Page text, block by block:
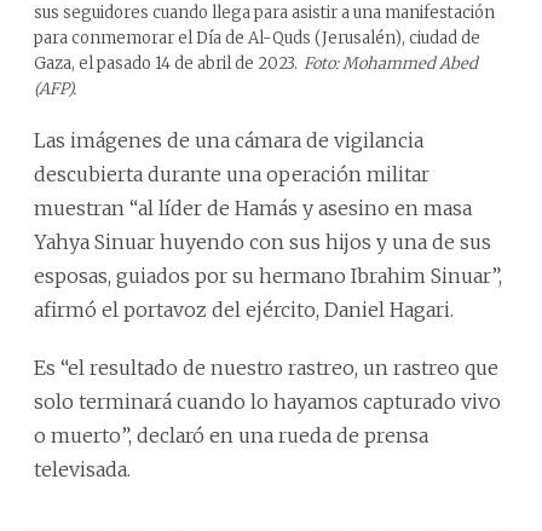
sus seguidores cuando llega para asistir a una manifestación
para conmemorar el Día de Al-Quds (Jerusalén), ciudad de
Gaza, el pasado 14 de abril de 2023. Foto: Mohammed Abed
(AFP).
Las imágenes de una cámara de vigilancia
descubierta durante una operación militar
muestran “al líder de Hamás y asesino en masa
Yahya Sinuar huyendo con sus hijos y una de sus
esposas, guiados por su hermano Ibrahim Sinuar”,
afirmó el portavoz del ejército, Daniel Hagari.
Es “el resultado de nuestro rastreo, un rastreo que
solo terminará cuando lo hayamos capturado vivo
o muerto”, declaró en una rueda de prensa
televisada.